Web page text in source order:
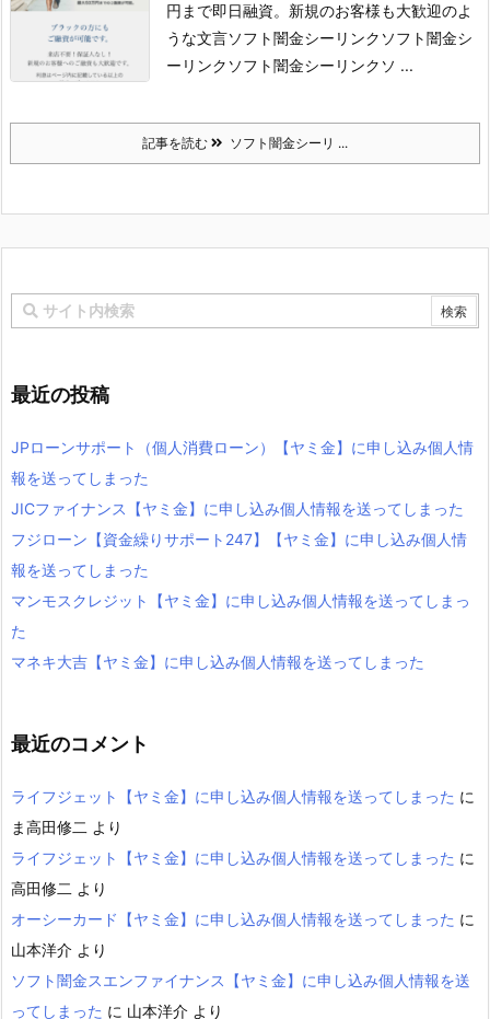
円まで即日融資。新規のお客様も大歓迎のよ
うな文言ソフト闇金シーリンク ソフト闇金シ
ーリンク ソフト闇金シーリンクソ ...
記事を読む ソフト闇金シーリ ...
最近の投稿
JPローンサポート（個人消費ローン）【ヤミ金】に申し込み個人情
報を送ってしまった
JICファイナンス【ヤミ金】に申し込み個人情報を送ってしまった
フジローン【資金繰りサポート247】【ヤミ金】に申し込み個人情
報を送ってしまった
マンモスクレジット【ヤミ金】に申し込み個人情報を送ってしまっ
た
マネキ大吉【ヤミ金】に申し込み個人情報を送ってしまった
最近のコメント
ライフジェット【ヤミ金】に申し込み個人情報を送ってしまった に
ま高田修二 より
ライフジェット【ヤミ金】に申し込み個人情報を送ってしまった に
高田修二 より
オーシーカード【ヤミ金】に申し込み個人情報を送ってしまった に
山本洋介 より
ソフト闇金スエンファイナンス【ヤミ金】に申し込み個人情報を送
ってしまった に 山本洋介 より